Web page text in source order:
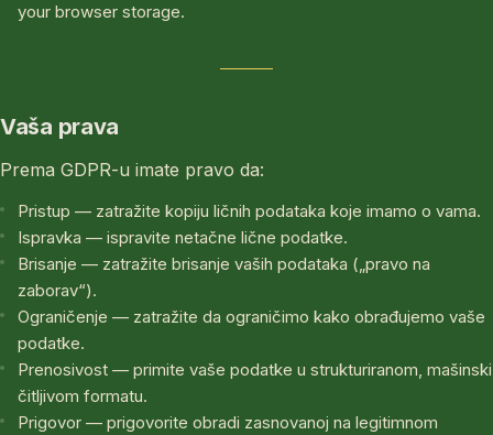
your browser storage.
Vaša prava
Prema GDPR-u imate pravo da:
Pristup — zatražite kopiju ličnih podataka koje imamo o vama.
Ispravka — ispravite netačne lične podatke.
Brisanje — zatražite brisanje vaših podataka („pravo na
zaborav“).
Ograničenje — zatražite da ograničimo kako obrađujemo vaše
podatke.
Prenosivost — primite vaše podatke u strukturiranom, mašinski
čitljivom formatu.
Prigovor — prigovorite obradi zasnovanoj na legitimnom